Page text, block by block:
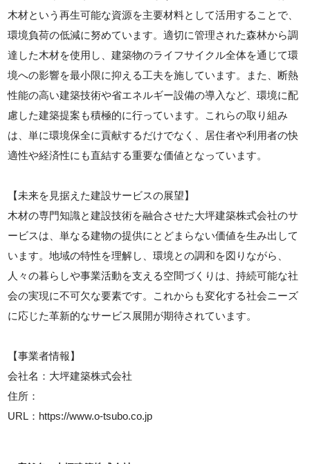
木材という再生可能な資源を主要材料として活用することで、
環境負荷の低減に努めています。適切に管理された森林から調
達した木材を使用し、建築物のライフサイクル全体を通じて環
境への影響を最小限に抑える工夫を施しています。また、断熱
性能の高い建築技術や省エネルギー設備の導入など、環境に配
慮した建築提案も積極的に行っています。これらの取り組み
は、単に環境保全に貢献するだけでなく、居住者や利用者の快
適性や経済性にも直結する重要な価値となっています。
【未来を見据えた建設サービスの展望】
木材の専門知識と建設技術を融合させた大坪建築株式会社のサ
ービスは、単なる建物の提供にとどまらない価値を生み出して
います。地域の特性を理解し、環境との調和を図りながら、
人々の暮らしや事業活動を支える空間づくりは、持続可能な社
会の実現に不可欠な要素です。これからも変化する社会ニーズ
に応じた革新的なサービス展開が期待されています。
【事業者情報】
会社名：大坪建築株式会社
住所：
URL：https://www.o-tsubo.co.jp